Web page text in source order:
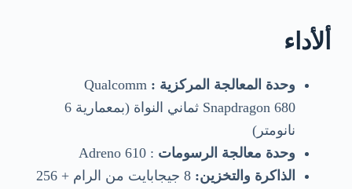
ألأداء
وحدة المعالجة المركزية : Qualcomm
Snapdragon 680 ثماني النواة (بمعمارية 6
نانومتر)
وحدة معالجة الرسومات : Adreno 610
الذاكرة والتخزين:
8 جيجابايت من الرام + 256